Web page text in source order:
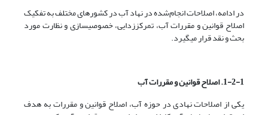
در ادامه، اصلاحات انجام‌شده در نهاد آب در کشورهای مختلف به تفکیک
اصلاح قوانین و مقررات آب، تمرکززدایی، خصوصی‏سازی و نظارت مورد
بحث و نقد قرار می‏گیرد.
1-2-1. اصلاح قوانین و مقررات آب
یکی از اصلاحات نهادی در حوزه آب، اصلاح قوانین و مقررات به هدف